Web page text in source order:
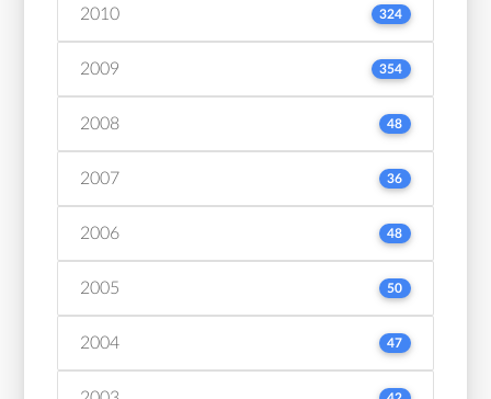
2010 324
2009 354
2008 48
2007 36
2006 48
2005 50
2004 47